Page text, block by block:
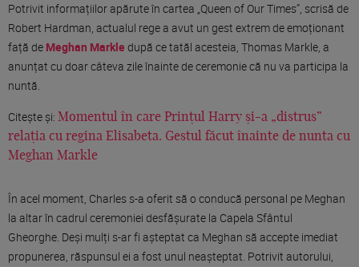
Potrivit informațiilor apărute în cartea „Queen of Our Times”, scrisă de
Robert Hardman, actualul rege a avut un gest extrem de emoționant
față de Meghan Markle după ce tatăl acesteia, Thomas Markle, a
anunțat cu doar câteva zile înainte de ceremonie că nu va participa la
nuntă.
Citește și: Momentul în care Prințul Harry și-a „distrus”
relația cu regina Elisabeta. Gestul făcut înainte de nunta cu
Meghan Markle
În acel moment, Charles s-a oferit să o conducă personal pe Meghan
la altar în cadrul ceremoniei desfășurate la Capela Sfântul
Gheorghe. Deși mulți s-ar fi așteptat ca Meghan să accepte imediat
propunerea, răspunsul ei a fost unul neașteptat. Potrivit autorului,